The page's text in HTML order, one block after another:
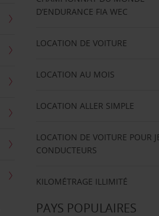
D’ENDURANCE FIA WEC
LOCATION DE VOITURE
LOCATION AU MOIS
LOCATION ALLER SIMPLE
LOCATION DE VOITURE POUR
CONDUCTEURS
KILOMÉTRAGE ILLIMITÉ
PAYS POPULAIRES